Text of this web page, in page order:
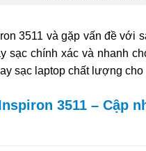
3511 và gặp vấn đề với
sạc chính xác và nhanh
sạc laptop chất lượng
3511 – Cập